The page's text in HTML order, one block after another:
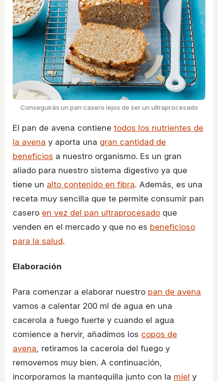
Conseguirás un pan casero lejos de ser un ultraprocesado
El pan de avena contiene todos los nutrientes de
la avena y aporta una gran cantidad de
beneficios a nuestro organismo. Es un gran
aliado para nuestro sistema digestivo ya que
tiene un alto contenido en fibra. Además, es una
receta muy sencilla que te permite consumir pan
casero en vez del pan ultraprocesado que
venden en el mercado y que no es beneficioso
para la salud.
Elaboración
Para comenzar a elaborar nuestro pan de avena
vamos a calentar 200 ml de agua en una
cacerola a fuego fuerte y cuando el agua
comience a hervir, añadimos los copos de
avena , retiramos la cacerola del fuego y
removemos muy bien. A continuación,
incorporamos la mantequilla junto con la miel y